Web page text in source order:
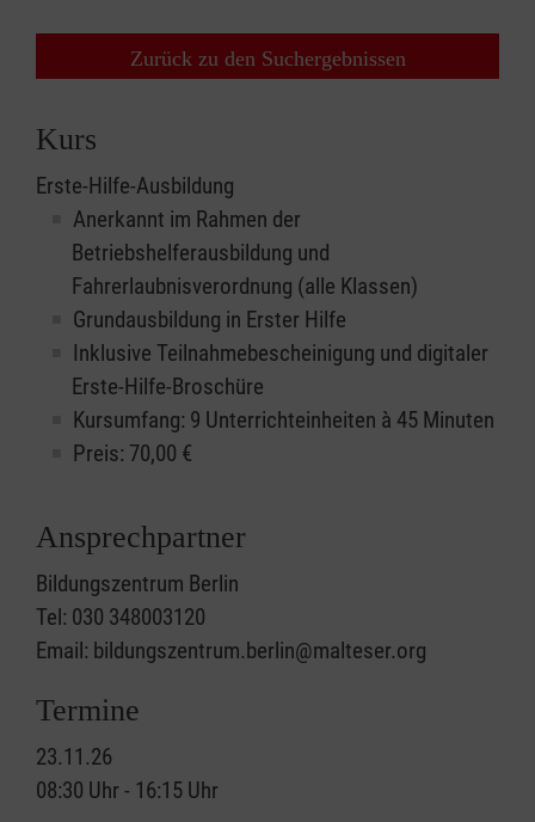
Zurück zu den Suchergebnissen
Kurs
Erste-Hilfe-Ausbildung
Anerkannt im Rahmen der
Betriebshelferausbildung und
Fahrerlaubnisverordnung (alle Klassen)
Grundausbildung in Erster Hilfe
Inklusive Teilnahmebescheinigung und digitaler
Erste-Hilfe-Broschüre
Kursumfang: 9 Unterrichteinheiten à 45 Minuten
Preis: 70,00 €
Ansprechpartner
Bildungszentrum Berlin
Tel: 030 348003120
Email: bildungszentrum.berlin@malteser.org
Termine
23.11.26
08:30 Uhr - 16:15 Uhr